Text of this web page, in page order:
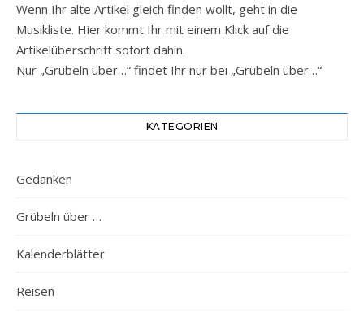
Wenn Ihr alte Artikel gleich finden wollt, geht in die
Musikliste. Hier kommt Ihr mit einem Klick auf die
Artikelüberschrift sofort dahin.
Nur „Grübeln über…“ findet Ihr nur bei „Grübeln über…“
KATEGORIEN
Gedanken
Grübeln über …
Kalenderblätter
Reisen